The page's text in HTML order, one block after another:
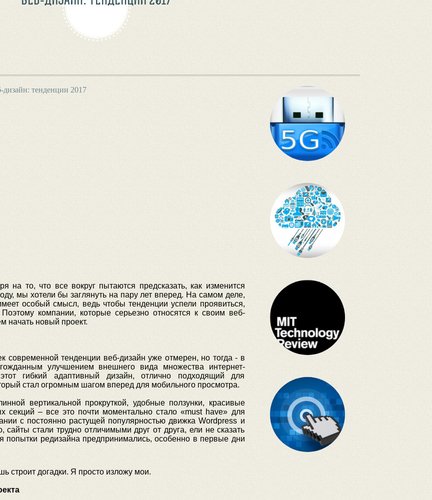
дизайн: тенденции 2017
на то, что все вокруг пытаются предсказать, как изменится
мы хотели бы заглянуть на пару лет вперед. На самом деле,
особый смысл, ведь чтобы тенденции успели проявиться,
компании, которые серьезно относятся к своим веб-
начать новый проект.
современной тенденции веб-дизайн уже отмерен, но тогда - в
улучшением внешнего вида множества интернет-
гибкий адаптивный дизайн, отлично подходящий для
стал огромным шагом вперед для мобильного просмотра.
вертикальной прокруткой, удобные ползунки, красивые
секций – все это почти моментально стало «must have» для
с постоянно растущей популярностью движка Wordpress и
стали трудно отличимыми друг от друга, ели не сказать
попытки редизайна предпринимались, особенно в первые дни
строит догадки. Я просто изложу мои.